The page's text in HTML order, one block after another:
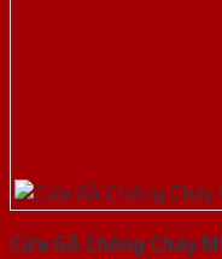
Cửa Gỗ Chống Cháy